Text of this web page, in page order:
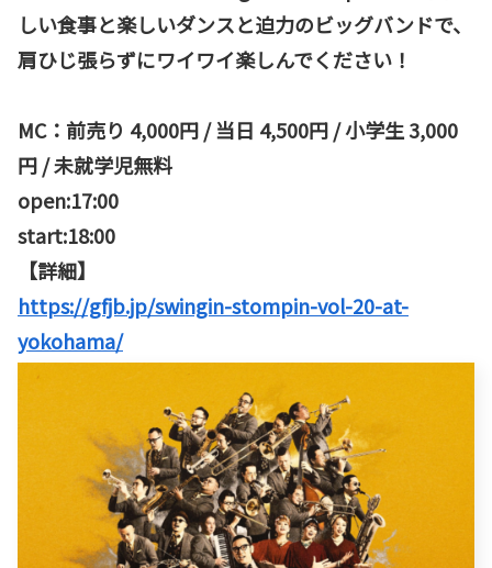
しい食事と楽しいダンスと迫力のビッグバンドで、
肩ひじ張らずにワイワイ楽しんでください！
MC：前売り 4,000円 / 当日 4,500円 / 小学生 3,000
円 / 未就学児無料
open:17:00
start:18:00
【詳細】
https://gfjb.jp/swingin-stompin-vol-20-at-
yokohama/